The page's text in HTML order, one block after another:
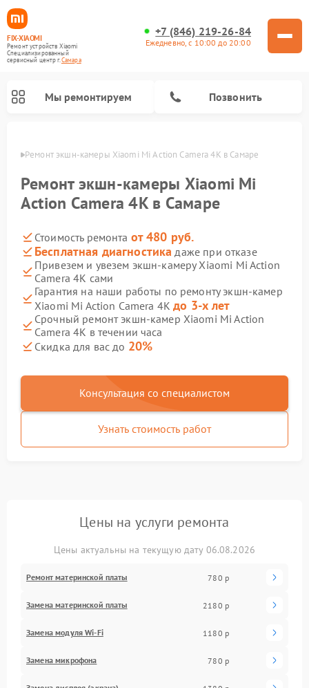
FIX-XIAOMI
Ремонт устройств Xiaomi
Специализированный
cервисный центр г.Самара
+7 (846) 219-26-84
Ежедневно, с 10:00 до 20:00
Мы ремонтируем Позвонить
Ремонт экшн-камеры Xiaomi Mi Action Camera 4K в Самаре
Ремонт экшн-камеры Xiaomi Mi
Action Camera 4K в Самаре
Стоимость ремонта от 480 руб.
Бесплатная диагностика даже при отказе
Привезем и увезем экшн-камеру Xiaomi Mi Action
Camera 4K сами
Гарантия на наши работы по ремонту экшн-камер
Xiaomi Mi Action Camera 4Kдо 3-х лет
Срочный ремонт экшн-камер Xiaomi Mi Action
Camera 4K в течении часа
Скидка для вас до 20%
Консультация со специалистом
Узнать стоимость работ
Цены на услуги ремонта
Цены актуальны на текущую дату 06.08.2026
Ремонт материнской платы 780 р
Замена материнской платы 2180 р
Замена модуля Wi-Fi 1180 р
Замена микрофона 780 р